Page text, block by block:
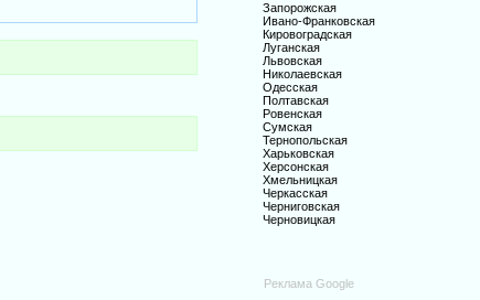
Запорожская
Ивано-Франковская
Кировоградская
Луганская
Львовская
Николаевская
Одесская
Полтавская
Ровенская
Сумская
Тернопольская
Харьковская
Херсонская
Хмельницкая
Черкасская
Черниговская
Черновицкая
Реклама Google